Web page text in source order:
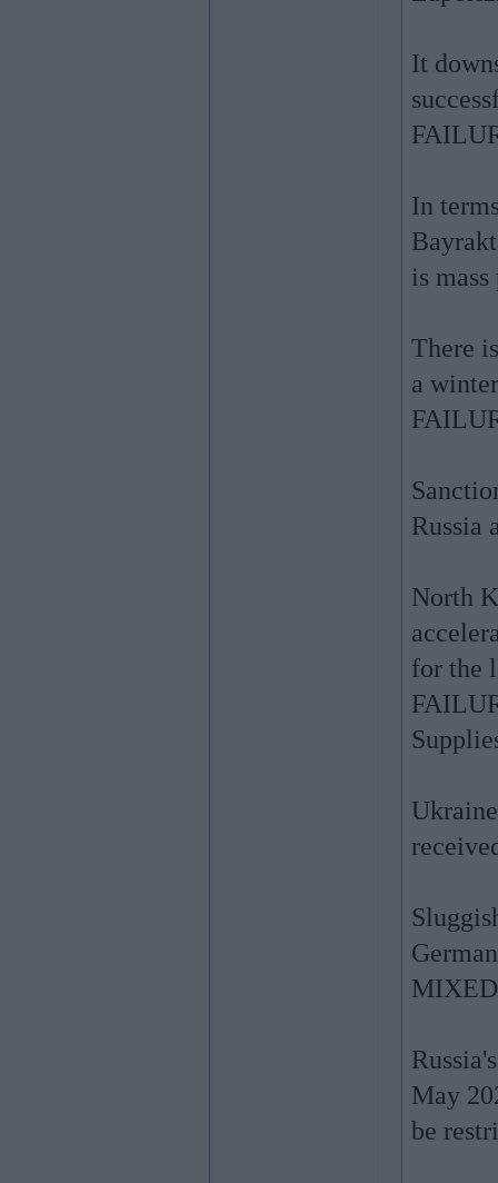
It
In
is
There
a
Russia
North
for the
May
be